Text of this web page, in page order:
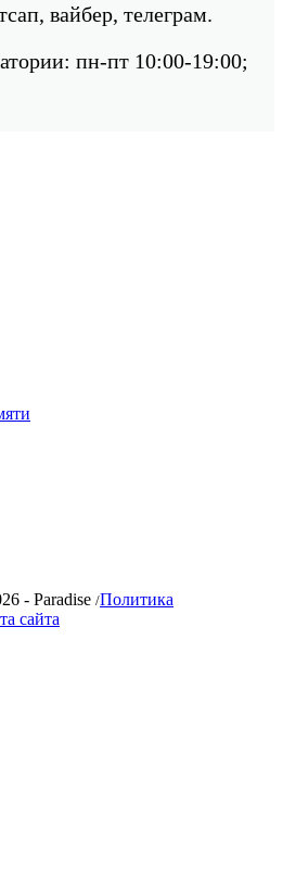
вайбер, телеграм.
пн-пт 10:00-19:00;
- Paradise /Политика
сайта